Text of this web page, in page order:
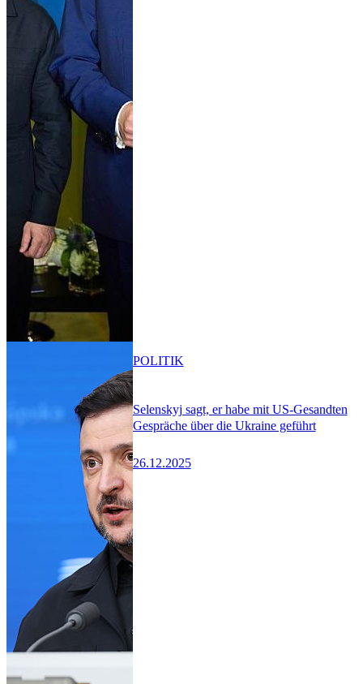
Selenskyj sagt, er habe mit US-Gesandten
Gespräche über die Ukraine geführt
26.12.2025
POLITIK